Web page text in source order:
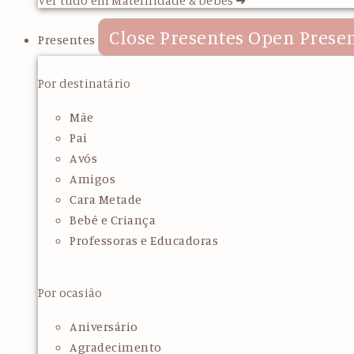
Presentes Close Presentes Open
Por destinatário
Mãe
Pai
Avós
Amigos
Cara Metade
Bebé e Criança
Professoras e Educadoras
Por ocasião
Aniversário
Agradecimento